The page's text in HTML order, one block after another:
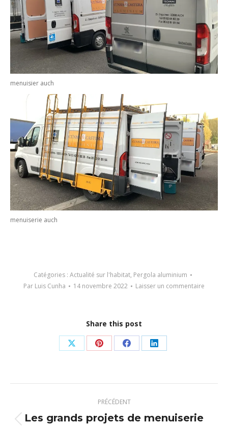
menuisier auch
menuiserie auch
Catégories : Actualité sur l'habitat, Pergola aluminium
Par Luis Cunha 14 novembre 2022 Laisser un commentaire
Share this post
Partager
X
Partager
Pinterest
Partager
Facebook
Partager
LinkedIn
article
PRÉCÉDENT
Les grands projets de menuiserie